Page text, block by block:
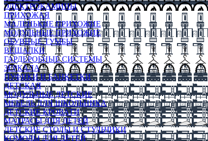
ЭЛЕКТРОКАМИНЫ
ПРИХОЖАЯ
МАЛЕНЬКИЕ ПРИХОЖИЕ
МОДУЛЬНЫЕ ПРИХОЖИЕ
ОБУВНЫЕ ТУМБЫ
ВЕШАЛКИ
ГАРДЕРОБНЫЕ СИСТЕМЫ
ЗЕРКАЛА
ПУФИКИ И БАНКЕТКИ
ДЕТСКАЯ
МОДУЛЬНЫЕ ДЕТСКИЕ
МЕБЕЛЬ ДЛЯ ШКОЛЬНИКА
ДЕТСКИЕ КРОВАТИ
МАТРАСЫ ДЛЯ ДЕТЕЙ
ДЕТСКИЕ СТОЛЫ И СТУЛЬЧИКИ
КОМОДЫ ДЛЯ ДЕТЕЙ